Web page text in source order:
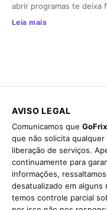
abrir programas te deixa
Leia mais
AVISO LEGAL
Comunicamos que GoFrix
que não solicita
liberação de serviços.
continuamente para
informações,
desatualizado em alguns
temos controle parcial